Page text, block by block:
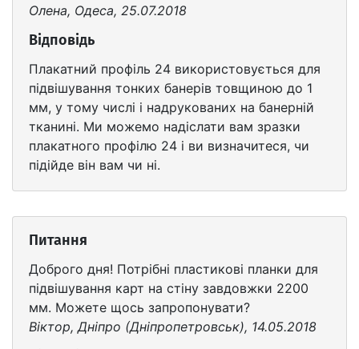
Олена, Одеса, 25.07.2018
Відповідь
Плакатний профіль 24 використовується для
підвішування тонких банерів товщиною до 1
мм, у тому числі і надрукованих на банерній
тканині. Ми можемо надіслати вам зразки
плакатного профілю 24 і ви визначитеся, чи
підійде він вам чи ні.
Питання
Доброго дня! Потрібні пластикові планки для
підвішування карт на стіну завдовжки 2200
мм. Можете щось запропонувати?
Віктор, Дніпро (Дніпропетровськ), 14.05.2018